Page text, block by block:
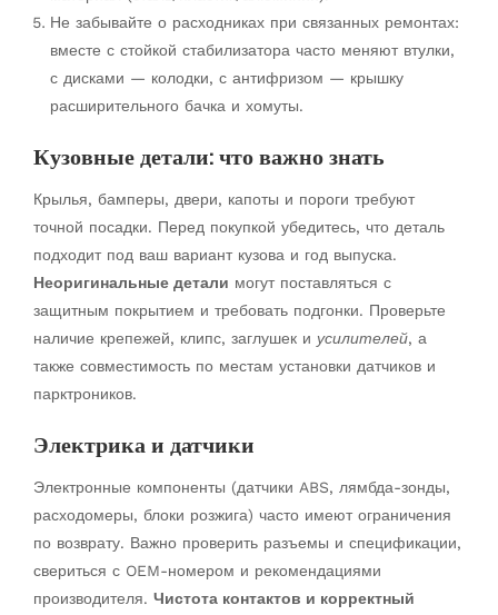
Не забывайте о расходниках при связанных ремонтах:
вместе с стойкой стабилизатора часто меняют втулки,
с дисками — колодки, с антифризом — крышку
расширительного бачка и хомуты.
Кузовные детали: что важно знать
Крылья, бамперы, двери, капоты и пороги требуют
точной посадки. Перед покупкой убедитесь, что деталь
подходит под ваш вариант кузова и год выпуска.
Неоригинальные детали могут поставляться с
защитным покрытием и требовать подгонки. Проверьте
наличие крепежей, клипс, заглушек и усилителей, а
также совместимость по местам установки датчиков и
парктроников.
Электрика и датчики
Электронные компоненты (датчики ABS, лямбда-зонды,
расходомеры, блоки розжига) часто имеют ограничения
по возврату. Важно проверить разъемы и спецификации,
свериться с OEM-номером и рекомендациями
производителя. Чистота контактов и корректный